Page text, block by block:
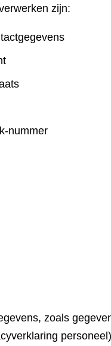
zijn:
nummer
zoals
personeel)